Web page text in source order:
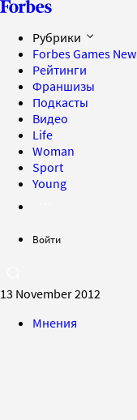
Рубрики
Forbes Games New
Рейтинги
Франшизы
Подкасты
Видео
Life
Woman
Sport
Young
Войти
13 November 2012
Мнения